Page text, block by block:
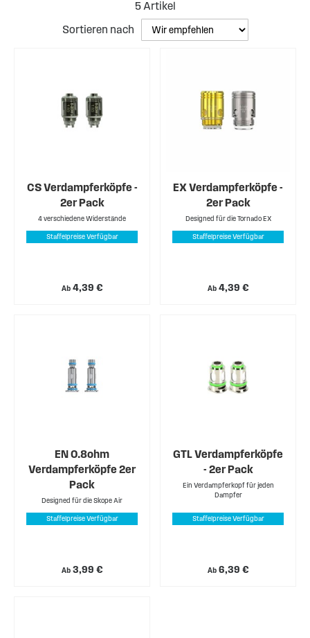
5Artikel
Sortieren nach
CS Verdampferköpfe -
2er Pack
4 verschiedene Widerstände
Staffelpreise Verfügbar
Ab 4,39 €
EX Verdampferköpfe -
2er Pack
Designed für die Tornado EX
Staffelpreise Verfügbar
Ab 4,39 €
EN 0.8ohm
Verdampferköpfe 2er
Pack
Designed für die Skope Air
Staffelpreise Verfügbar
Ab 3,99 €
GTL Verdampferköpfe
- 2er Pack
Ein Verdampferkopf für jeden
Dampfer
Staffelpreise Verfügbar
Ab 6,39 €